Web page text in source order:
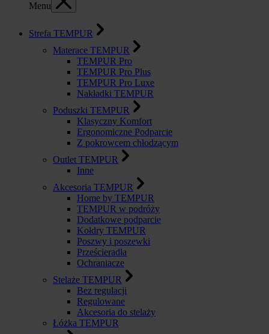
Menu
Strefa TEMPUR
Materace TEMPUR
TEMPUR Pro
TEMPUR Pro Plus
TEMPUR Pro Luxe
Nakładki TEMPUR
Poduszki TEMPUR
Klasyczny Komfort
Ergonomiczne Podparcie
Z pokrowcem chłodzącym
Outlet TEMPUR
Inne
Akcesoria TEMPUR
Home by TEMPUR
TEMPUR w podróży
Dodatkowe podparcie
Kołdry TEMPUR
Poszwy i poszewki
Prześcieradła
Ochraniacze
Stelaże TEMPUR
Bez regulacji
Regulowane
Akcesoria do stelaży
Łóżka TEMPUR